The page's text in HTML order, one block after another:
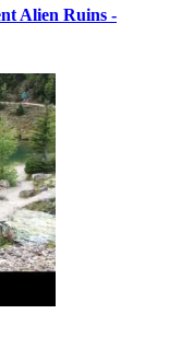
Alien Ruins -